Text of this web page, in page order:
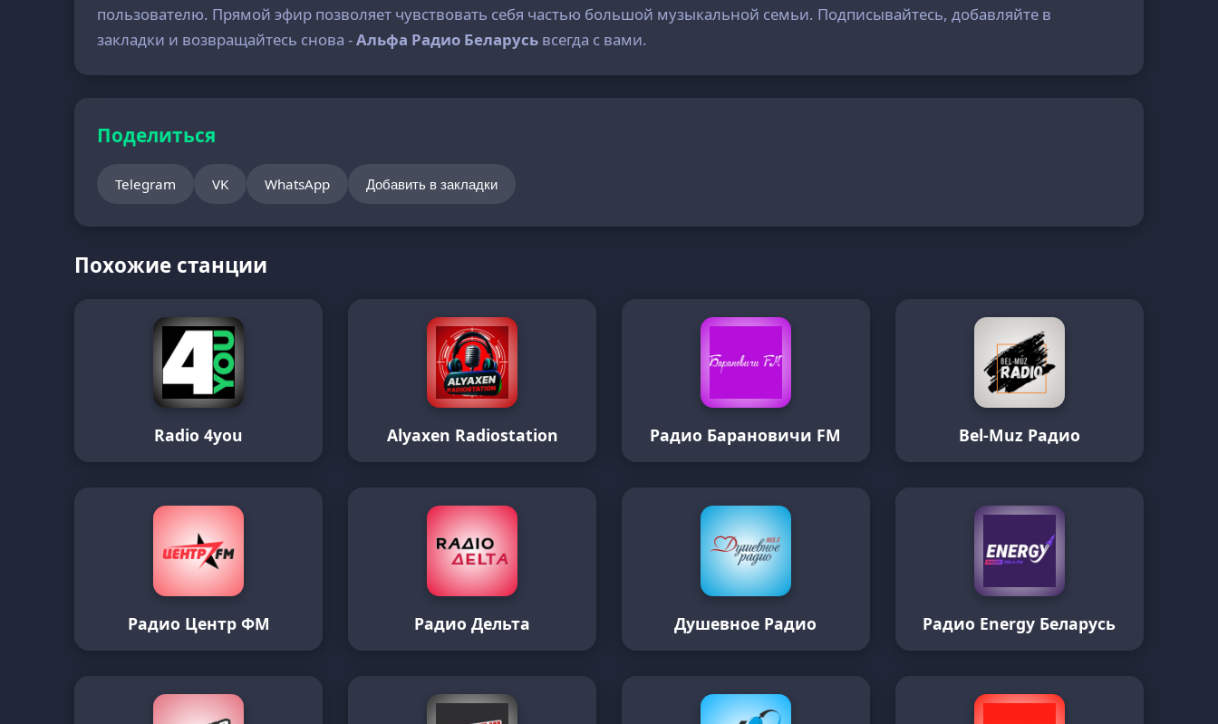
пользователю. Прямой эфир позволяет чувствовать себя частью большой музыкальной семьи. Подписывайтесь, добавляйте в
закладки и возвращайтесь снова -Альфа Радио Беларусь всегда с вами.
Поделиться
Telegram VK WhatsApp Добавить в закладки
Похожие станции
Radio 4you Alyaxen Radiostation Радио Барановичи FM Bel-Muz Радио
Радио Центр ФМ Радио Дельта Душевное Радио Радио Energy Беларусь